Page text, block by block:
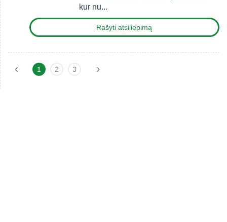
kur nu...
Rašyti atsiliepimą
‹ 1 2 3 ›